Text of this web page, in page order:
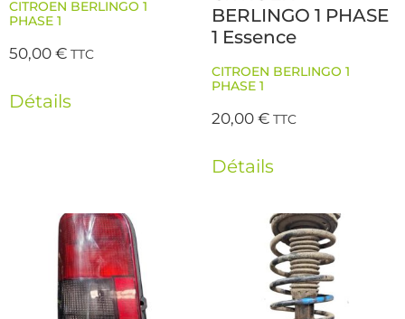
CITROEN BERLINGO 1
PHASE 1
50,00€ TTC
Détails
BERLINGO 1 PHASE
1 Essence
CITROEN BERLINGO 1
PHASE 1
20,00€ TTC
Détails